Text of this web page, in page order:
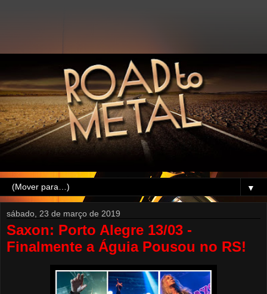
▼
sábado, 23 de março de 2019
Saxon: Porto Alegre 13/03 -
Finalmente a Águia Pousou no RS!